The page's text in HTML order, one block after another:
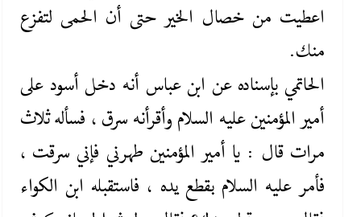
اعطيت من خصال الخير حتى أن الحمى لتفزع
منك.
الحاتمي بإسناده عن ابن عباس أنه دخل أسود على
أمير المؤمنين عليه ‌السلام وأقرأنه سرق ، فسأله ثلاث
مرات قال : يا أمير المؤمنين طهرني فإني سرقت ،
فأمر عليه ‌السلام بقطع يده ، فاستقبله ابن الكواء